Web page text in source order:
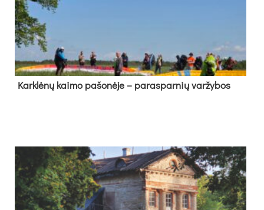
Kark­lė­nų kai­mo pa­šo­nė­je – pa­ras­par­nių var­žy­bos